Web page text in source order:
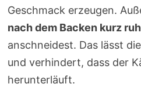
Geschmack erzeugen.
nach dem Backen kurz
anschneidest. Das lässt
und verhindert, dass der
herunterläuft.